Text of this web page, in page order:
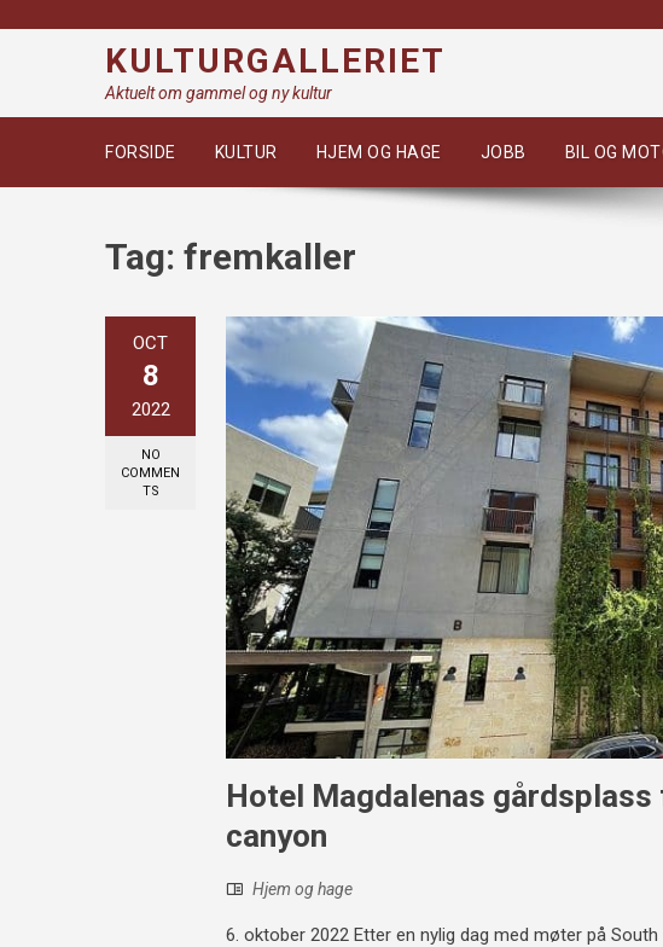
KULTURGALLERIET
Aktuelt om gammel og ny kultur
FORSIDE KULTUR HJEM OG HAGE JOBB BIL OG
Tag: fremkaller
OCT
8
2022
NO
COMMEN
TS
Hotel Magdalenas
canyon
Hjem og hage
6. oktober 2022 Etter en nylig dag med møter på